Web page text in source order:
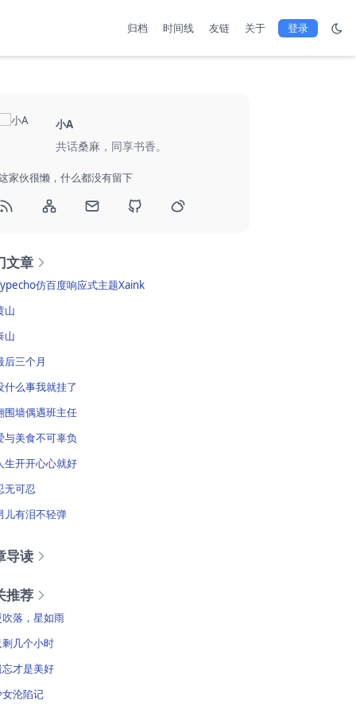
归档 时间线 友链 关于 登录
小A
共话桑麻，同享书香。
家伙很懒，什么都没有留下
文章
仿百度响应式主题Xaink
山
山
后三个月
什么事我就挂了
围墙偶遇班主任
与美食不可辜负
生开开心心就好
无可忍
儿有泪不轻弹
导读
推荐
吹落，星如雨
剩几个小时
忘才是美好
女沦陷记